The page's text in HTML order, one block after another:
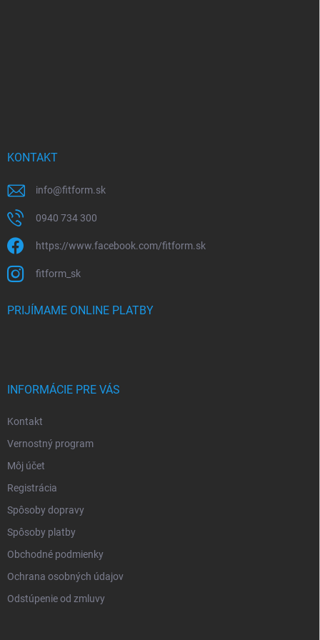
KONTAKT
info@fitform.sk
0940 734 300
https://www.facebook.com/fitform.sk
fitform_sk
PRIJÍMAME ONLINE PLATBY
INFORMÁCIE PRE VÁS
Kontakt
Vernostný program
Môj účet
Registrácia
Spôsoby dopravy
Spôsoby platby
Obchodné podmienky
Ochrana osobných údajov
Odstúpenie od zmluvy